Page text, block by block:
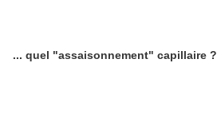
... quel "assaisonnement" capillaire ?